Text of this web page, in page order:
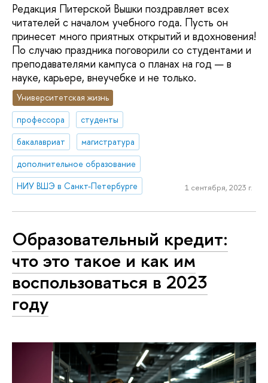
Редакция Питерской Вышки поздравляет всех
читателей с началом учебного года. Пусть он
принесет много приятных открытий и вдохновения!
По случаю праздника поговорили со студентами и
преподавателями кампуса о планах на год — в
науке, карьере, внеучебке и не только.
Университетская жизнь
профессора
студенты
бакалавриат
магистратура
дополнительное образование
НИУ ВШЭ в Санкт-Петербурге
1 сентября, 2023 г.
Образовательный кредит:
что это такое и как им
воспользоваться в 2023
году